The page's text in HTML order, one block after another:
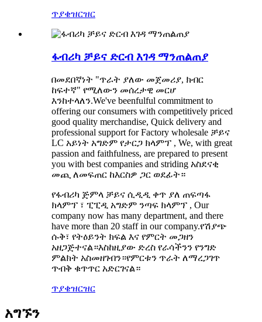
ጥያቄዝርዝር
ፋብሪካ ቻይና ድርብ እገዳ ማንጠልጠያ
በመደበኛነት "ጥራት ያለው መጀመሪያ, ክብር
ከፍተኛ" የሚለውን መሰረታዊ መርሆ
እንከተላለን.We've beenfulful commitment to
offering our consumers with competitively priced
good quality merchandise, Quick delivery and
professional support for Factory wholesale ቻይና
LC አይነት አግድም የታርጋ ክላምፕ , We, with great
passion and faithfulness, are prepared to present
you with best companies and striding አስደናቂ
መጪ ለመፍጠር ከእርስዎ ጋር ወደፊት።
የፋብሪካ ጅምላ ቻይና ሲዲዲ ቀጥ ያለ ጠፍጣፋ
ክላምፕ ፣ ፒፒዲ አግድም ንጣፍ ክላምፕ , Our
company now has many department, and there
have more than 20 staff in our company.የሽያጭ
ሱቅ፣ የትዕይንት ክፍል እና የምርት መጋዘን
አዘጋጅተናል።እስከዚያው ድረስ የራሳችንን የንግድ
ምልክት አስመዘገብን።የምርቱን ጥራት ለማረጋገጥ
ጥብቅ ቁጥጥር አድርገናል።
ጥያቄዝርዝር
አግኙን